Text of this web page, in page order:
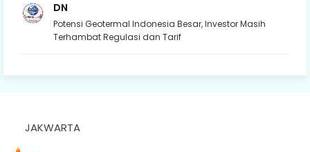
DN
Potensi Geotermal Indonesia Besar, Investor Masih
Terhambat Regulasi dan Tarif
JAKWARTA